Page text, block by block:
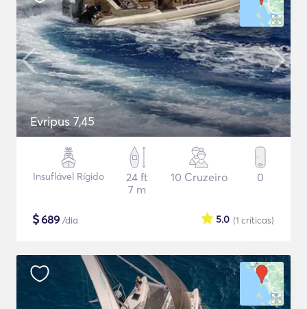
Evripus 7,45
Insuflável Rígido
24 ft
7 m
10 Cruzeiro 0
$689 /dia (1 críticas)
5.0